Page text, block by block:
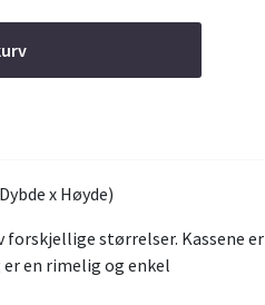
x Høyde)
forskjellige størrelser. Kassene er
en rimelig og enkel